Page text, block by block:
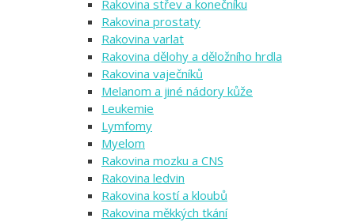
Rakovina střev a konečníku
Rakovina prostaty
Rakovina varlat
Rakovina dělohy a děložního hrdla
Rakovina vaječníků
Melanom a jiné nádory kůže
Leukemie
Lymfomy
Myelom
Rakovina mozku a CNS
Rakovina ledvin
Rakovina kostí a kloubů
Rakovina měkkých tkání